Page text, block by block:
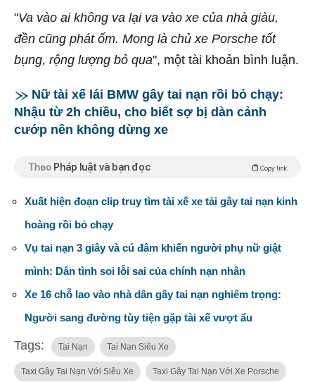
"Va vào ai không va lại va vào xe của nhà giàu,
đền cũng phát ốm. Mong là chủ xe Porsche tốt
bụng, rộng lượng bỏ qua", một tài khoản bình luận.
Nữ tài xế lái BMW gây tai nạn rồi bỏ chạy:
Nhậu từ 2h chiều, cho biết sợ bị dàn cảnh
cướp nên không dừng xe
Theo Pháp luật và bạn đọc Copy link
Xuất hiện đoạn clip truy tìm tài xế xe tải gây tai nạn kinh
hoàng rồi bỏ chạy
Vụ tai nạn 3 giây và cú đâm khiến người phụ nữ giật
mình: Dân tình soi lỗi sai của chính nạn nhân
Xe 16 chỗ lao vào nhà dân gây tai nạn nghiêm trọng:
Người sang đường tùy tiện gặp tài xế vượt ẩu
Tags: Tai Nạn Tai Nạn Siêu Xe
Taxi Gây Tai Nạn Với Siêu Xe Taxi Gây Tai Nạn Với Xe Porsche